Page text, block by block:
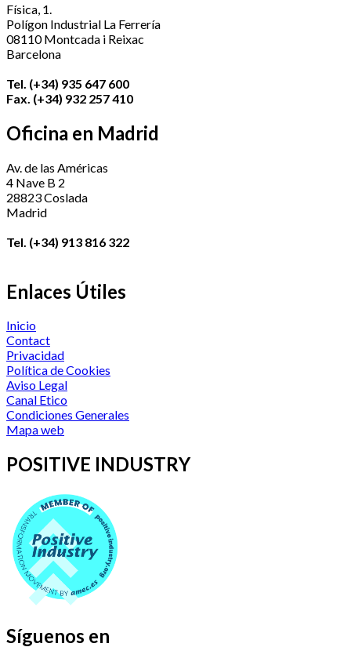
Física, 1.
Polígon Industrial La Ferrería
08110 Montcada i Reixac
Barcelona
Tel. (+34) 935 647 600
Fax. (+34) 932 257 410
Oficina en Madrid
Av. de las Américas
4 Nave B 2
28823 Coslada
Madrid
Tel. (+34) 913 816 322
Enlaces Útiles
Inicio
Contact
Privacidad
Política de Cookies
Aviso Legal
Canal Etico
Condiciones Generales
Mapa web
POSITIVE INDUSTRY
Síguenos en